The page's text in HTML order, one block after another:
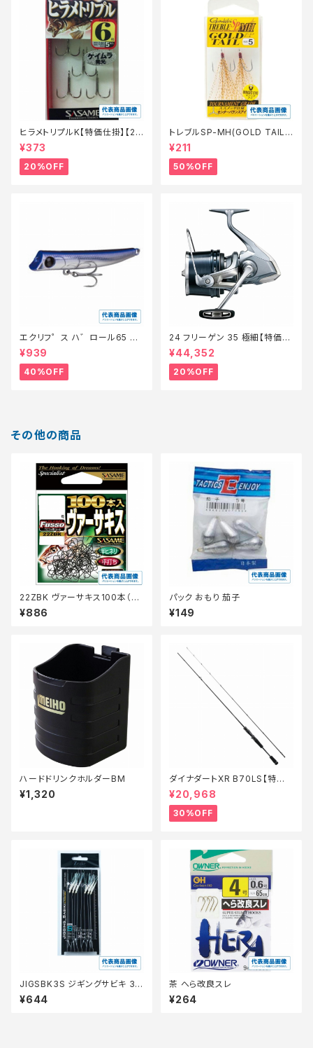
ヒラメトリプルK【特価仕掛】【2
0】
¥373
20%OFF
トレブルSP-MH(GOLD TAIL)
8【特価仕掛】【50】
¥211
50%OFF
エクリフ゜ス ハ゛ロール65 #0
10 ク゛ローホ゛ラ【特価ルア
ー】【40】
¥939
40%OFF
24 フリーゲン 35 極細【特価リ
ール】【20】
¥44,352
20%OFF
その他の商品
22ZBK ヴァーサキス100本（T
Cフッ素）4号【継続セール_仕
掛】
¥886
パック おもり 茄子
¥149
ハードドリンクホルダーBM
¥1,320
ダイナダートXR B70LS【特価
ロッド】【30】
¥20,968
30%OFF
JIGSBK3S ジギングサビキ 3
本針2セット入り
¥644
茶 へら改良スレ
¥264